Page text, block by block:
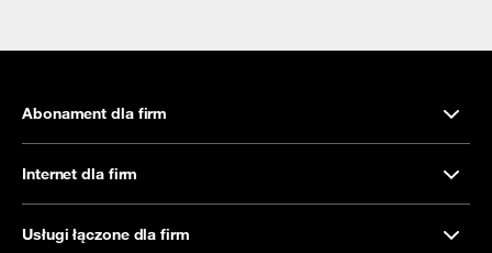
Abonament dla firm
Internet dla firm
Usługi łączone dla firm